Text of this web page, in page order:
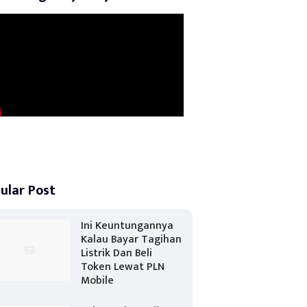
Post
Ini Keuntungannya
Kalau Bayar Tagihan
Listrik Dan Beli
Token Lewat PLN
Mobile